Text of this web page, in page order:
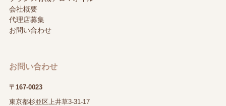
会社概要
代理店募集
お問い合わせ
お問い合わせ
〒167-0023
東京都杉並区上井草3-31-17